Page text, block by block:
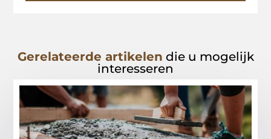
Gerelateerde artikelen die u mogelijk
interesseren